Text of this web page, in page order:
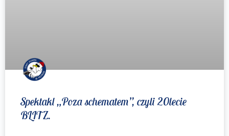
Spektakl „Poza schematem”, czyli 20lecie
BLITZ.